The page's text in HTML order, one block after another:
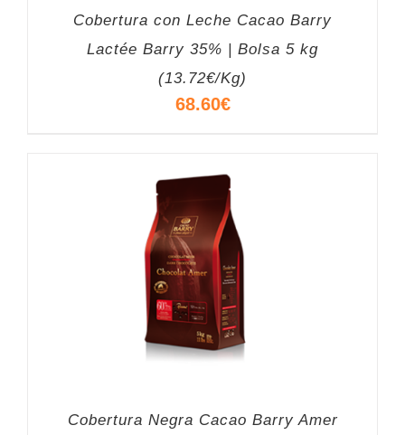
Cobertura con Leche Cacao Barry
Lactée Barry 35% | Bolsa 5 kg
(13.72€/Kg)
68.60€
Cobertura Negra Cacao Barry Amer